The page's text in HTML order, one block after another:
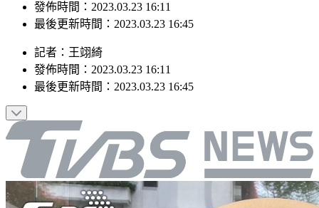
發佈時間：2023.03.23 16:11
最後更新時間：2023.03.23 16:45
記者 ： 王翊綺
發佈時間： 2023.03.23 16:11
最後更新時間： 2023.03.23 16:45